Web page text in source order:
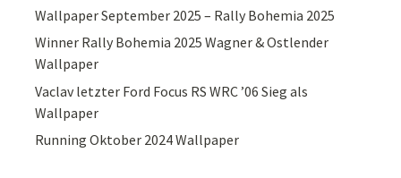
Wallpaper September 2025 – Rally Bohemia 2025
Winner Rally Bohemia 2025 Wagner & Ostlender
Wallpaper
Vaclav letzter Ford Focus RS WRC ’06 Sieg als
Wallpaper
Running Oktober 2024 Wallpaper